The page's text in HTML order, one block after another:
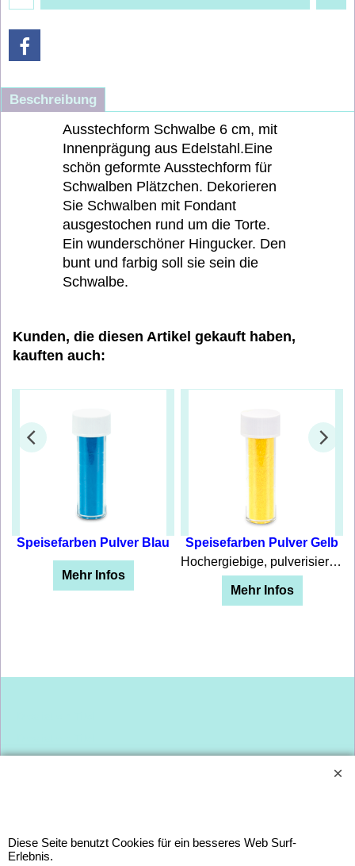
Beschreibung
Ausstechform Schwalbe 6 cm, mit
Innenprägung aus Edelstahl.Eine
schön geformte Ausstechform für
Schwalben Plätzchen. Dekorieren
Sie Schwalben mit Fondant
ausgestochen rund um die Torte.
Ein wunderschöner Hingucker. Den
bunt und farbig soll sie sein die
Schwalbe.
Kunden, die diesen Artikel gekauft haben,
kauften auch:
Speisefarben Pulver Blau
Mehr Infos
Speisefarben Pulver Gelb
Hochergiebige, pulverisierte Speisefarbe die untereinander mischbar sind. Die Speisefarben entsprechen den lebensmittelrechtlichen Bestimmungen! Zum einfärben von Öl-und fetthaltigen Lebensmittel geeignet 7ml in Dose Zutaten Farbstoff E104
Mehr Infos
Diese Seite benutzt Cookies für ein besseres Web Surf-
Erlebnis.